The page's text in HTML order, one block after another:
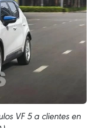
VF 5 a clientes en